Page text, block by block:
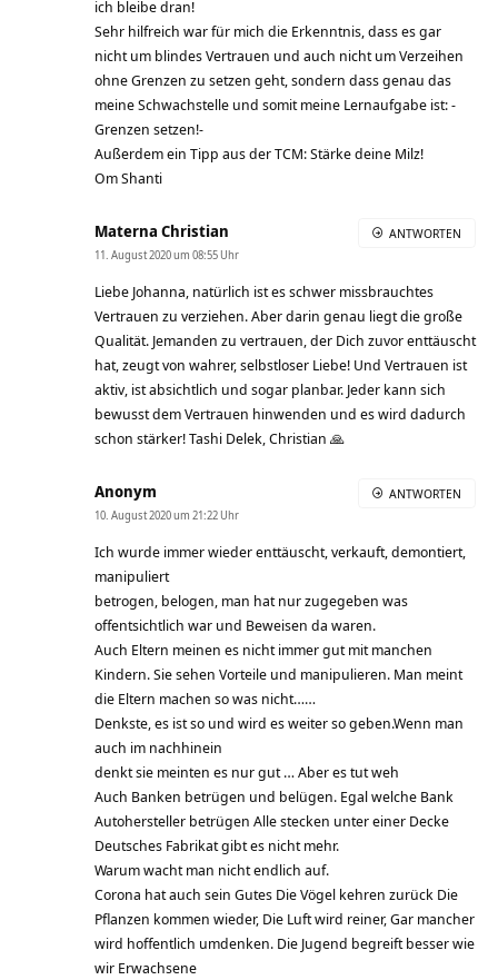
ich bleibe dran!
Sehr hilfreich war für mich die Erkenntnis, dass es gar
nicht um blindes Vertrauen und auch nicht um Verzeihen
ohne Grenzen zu setzen geht, sondern dass genau das
meine Schwachstelle und somit meine Lernaufgabe ist: -
Grenzen setzen!-
Außerdem ein Tipp aus der TCM: Stärke deine Milz!
Om Shanti
Materna Christian
11. August 2020 um 08:55 Uhr
Liebe Johanna, natürlich ist es schwer missbrauchtes
Vertrauen zu verziehen. Aber darin genau liegt die große
Qualität. Jemanden zu vertrauen, der Dich zuvor enttäuscht
hat, zeugt von wahrer, selbstloser Liebe! Und Vertrauen ist
aktiv, ist absichtlich und sogar planbar. Jeder kann sich
bewusst dem Vertrauen hinwenden und es wird dadurch
schon stärker! Tashi Delek, Christian 🙏
ANTWORTEN
Anonym
10. August 2020 um 21:22 Uhr
Ich wurde immer wieder enttäuscht, verkauft, demontiert,
manipuliert
betrogen, belogen, man hat nur zugegeben was
offentsichtlich war und Beweisen da waren.
Auch Eltern meinen es nicht immer gut mit manchen
Kindern. Sie sehen Vorteile und manipulieren. Man meint
die Eltern machen so was nicht……
Denkste, es ist so und wird es weiter so geben.Wenn man
auch im nachhinein
denkt sie meinten es nur gut … Aber es tut weh
Auch Banken betrügen und belügen. Egal welche Bank
Autohersteller betrügen Alle stecken unter einer Decke
Deutsches Fabrikat gibt es nicht mehr.
Warum wacht man nicht endlich auf.
Corona hat auch sein Gutes Die Vögel kehren zurück Die
Pflanzen kommen wieder, Die Luft wird reiner, Gar mancher
wird hoffentlich umdenken. Die Jugend begreift besser wie
wir Erwachsene
ANTWORTEN